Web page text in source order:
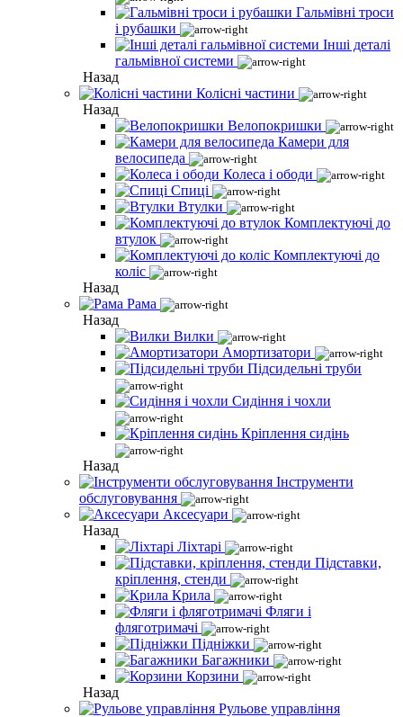
Гальмівні троси
і рубашки
Інші деталі
гальмівної системи
Назад
Колісні частини
Назад
Велопокришки
Камери для
велосипеда
Колеса і ободи
Спиці
Втулки
Комплектуючі до
втулок
Комплектуючі до
коліс
Назад
Рама
Назад
Вилки
Амортизатори
Підсидельні труби
Сидіння і чохли
Кріплення сидінь
Назад
Інструменти
обслуговування
Аксесуари
Назад
Ліхтарі
Підставки,
кріплення, стенди
Крила
Фляги і
фляготримачі
Підніжки
Багажники
Корзини
Назад
Рульове управління